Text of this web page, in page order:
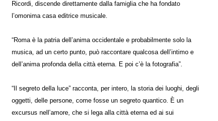
Ricordi, discende direttamente dalla famiglia che ha fondato
l’omonima casa editrice musicale.
“Roma è la patria dell’anima occidentale e probabilmente solo la
musica, ad un certo punto, può raccontare qualcosa dell’intimo e
dell’anima profonda della città eterna. E poi c’è la fotografia”.
“Il segreto della luce” racconta, per intero, la storia dei luoghi, degli
oggetti, delle persone, come fosse un segreto quantico. È un
excursus nell’amore, che si lega alla città eterna ed ai sui